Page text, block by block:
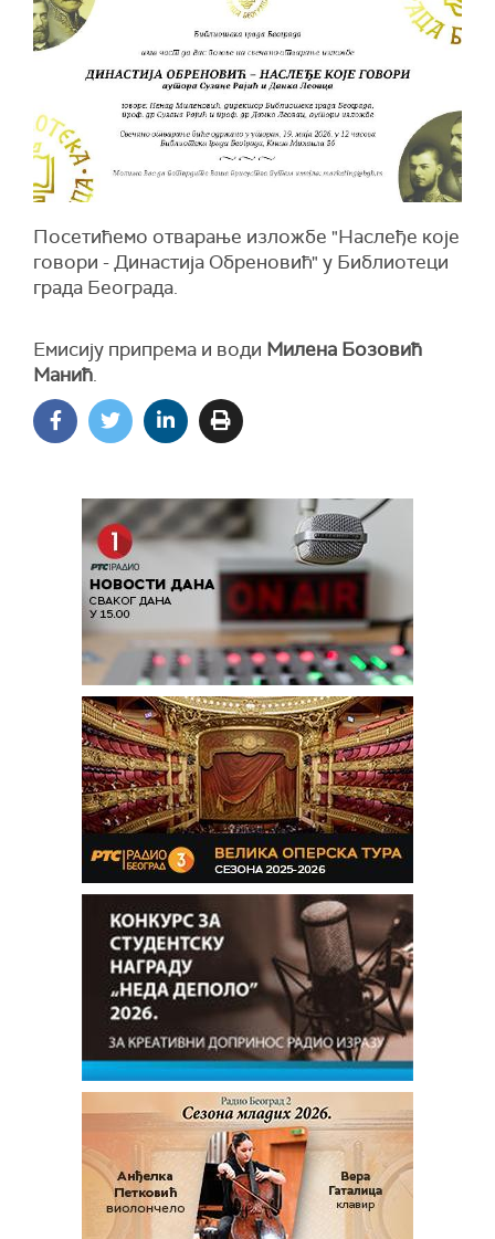
Посетићемо отварање изложбе "Наслеђе које
говори - Династија Обреновић" у Библиотеци
града Београда.
Емисију припрема и води Милена Бозовић
Манић.